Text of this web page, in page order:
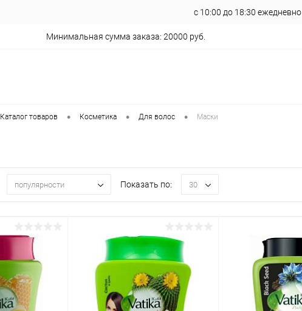
с 10:00 до 18:30 ежедневно
Минимальная сумма заказа: 20000 руб.
Каталог товаров • Косметика • Для волос • Маски
популярности Показать по: 30